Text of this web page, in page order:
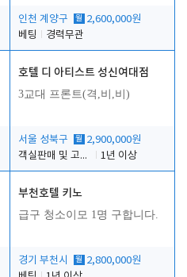
인천 계양구 월 2,600,000원
베팅
경력무관
호텔 디 아티스트 성신여대점
3교대 프론트(격,비,비)
서울 성북구 월 2,900,000원
객실판매 및 고객응대
1년 이상
부천호텔 키노
급구 청소이모 1명 구합니다.
경기 부천시 월 2,800,000원